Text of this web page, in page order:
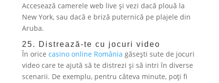
Accesează camerele web live și vezi dacă plouă la
New York, sau dacă e briză puternică pe plajele din
Aruba.
25. Distrează-te cu jocuri video
În orice casino online România găsești sute de jocuri
video care te ajută să te distrezi și să intri în diverse
scenarii. De exemplu, pentru câteva minute, poți fi